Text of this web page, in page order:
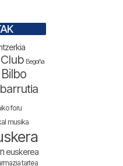
Begoña
Bilbo
foru
musika
euskerea
tartea